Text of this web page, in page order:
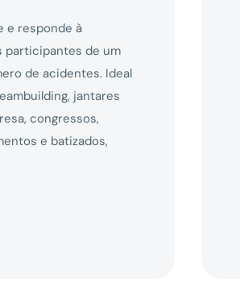
e responde à
participantes de um
de acidentes. Ideal
jantares
congressos,
e batizados,